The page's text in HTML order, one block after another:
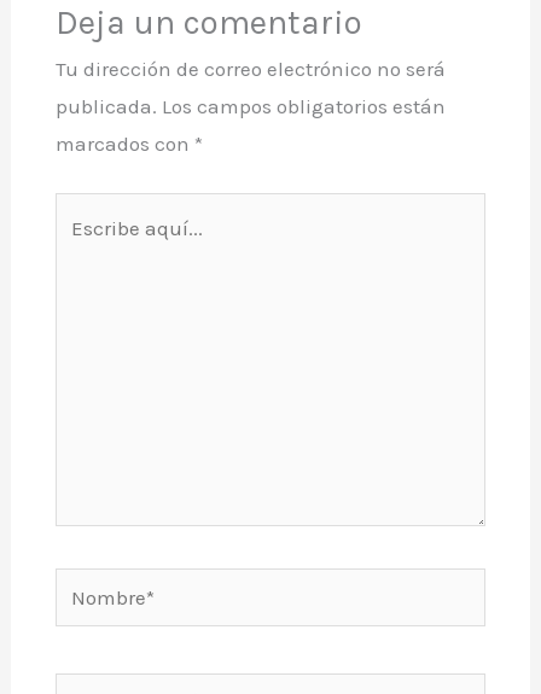
Deja un comentario
Tu dirección de correo electrónico no será
publicada. Los campos obligatorios están
marcados con *
Nombre*